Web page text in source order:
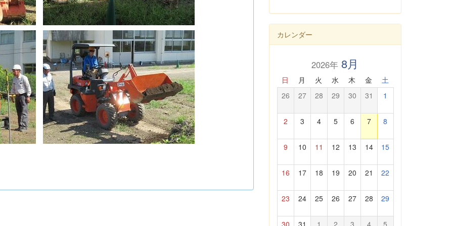
カレンダー
2026年 8月
日 月 火 水 木 金 土
26 27 28 29 30 31 1
2 3 4 5 6 7 8
9 10 11 12 13 14 15
16 17 18 19 20 21 22
23 24 25 26 27 28 29
30 31 1 2 3 4 5